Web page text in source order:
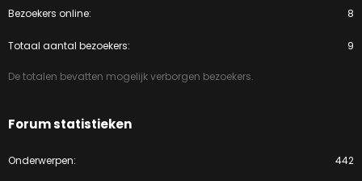
Bezoekers online 8
Totaal aantal bezoekers 9
De totalen bevatten mogelijk verborgen bezoekers.
Forum statistieken
Onderwerpen 442